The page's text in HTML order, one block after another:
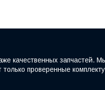
запчастей.
проверенные